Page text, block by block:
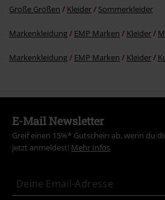
Große Größen Kleider Sommerkleider
Markenkleidung EMP Marken Kleider
Markenkleidung EMP Marken Kleider
E-Mail Newsletter
Greif einen 15%* Gutschein ab, wenn du
jetzt anmeldest! Mehr Infos